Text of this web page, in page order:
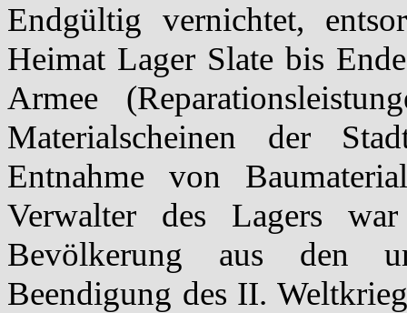
Endgültig vernichtet,
Heimat Lager Slate bis
Armee
Materialscheinen der
Entnahme von
Verwalter des Lagers
Bevölkerung aus den
Beendigung des II.